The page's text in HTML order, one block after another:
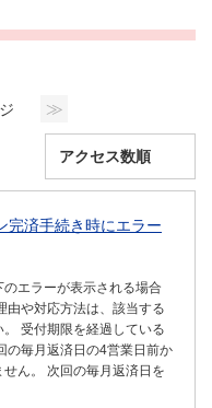
≫
完済手続き時にエラー
エラーが表示される場合
由や対応方法は、該当する
受付期限を経過している
の毎月返済日の4営業日前か
ん。 次回の毎月返済日を